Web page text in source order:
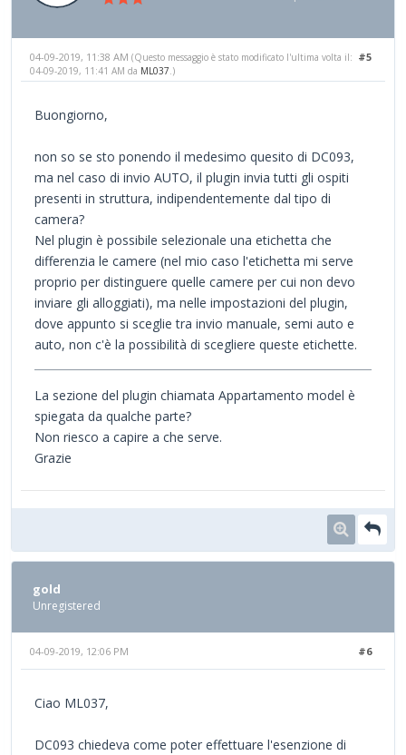
#5
04-09-2019, 11:38 AM (Questo messaggio è stato modificato l'ultima volta il:
04-09-2019, 11:41 AM da ML037.)
Buongiorno,
non so se sto ponendo il medesimo quesito di DC093,
ma nel caso di invio AUTO, il plugin invia tutti gli ospiti
presenti in struttura, indipendentemente dal tipo di
camera?
Nel plugin è possibile selezionale una etichetta che
differenzia le camere (nel mio caso l'etichetta mi serve
proprio per distinguere quelle camere per cui non devo
inviare gli alloggiati), ma nelle impostazioni del plugin,
dove appunto si sceglie tra invio manuale, semi auto e
auto, non c'è la possibilità di scegliere queste etichette.
La sezione del plugin chiamata Appartamento model è
spiegata da qualche parte?
Non riesco a capire a che serve.
Grazie
gold
Unregistered
#6
04-09-2019, 12:06 PM
Ciao ML037,
DC093 chiedeva come poter effettuare l'esenzione di